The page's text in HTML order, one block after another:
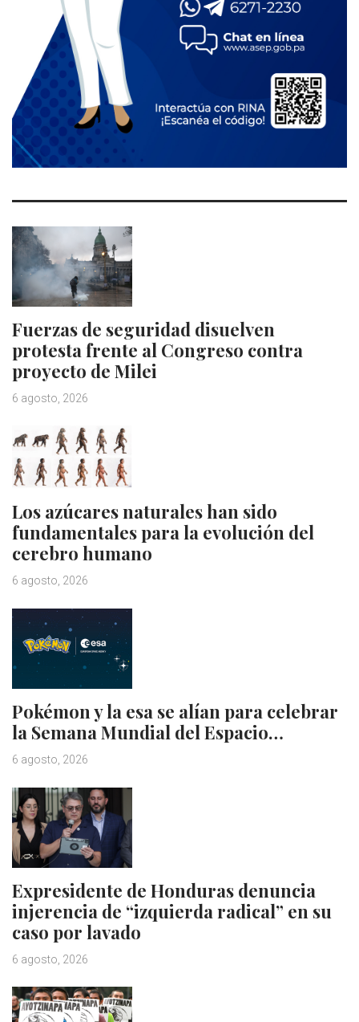
Fuerzas de seguridad disuelven
protesta frente al Congreso contra
proyecto de Milei
6 agosto, 2026
Los azúcares naturales han sido
fundamentales para la evolución del
cerebro humano
6 agosto, 2026
Pokémon y la esa se alían para celebrar
la Semana Mundial del Espacio…
6 agosto, 2026
Expresidente de Honduras denuncia
injerencia de “izquierda radical” en su
caso por lavado
6 agosto, 2026